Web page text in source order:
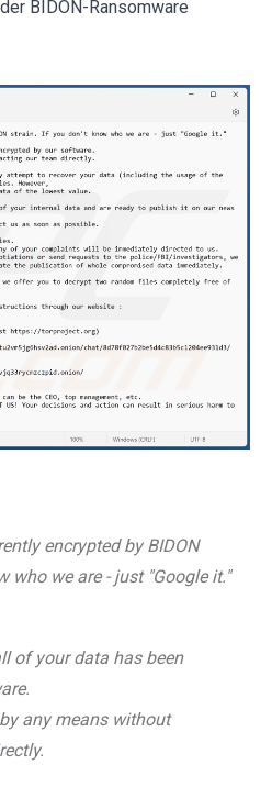
BIDON-Ransomware
encrypted by BIDON
who we are - just "Google it."
of your data has been
any means without